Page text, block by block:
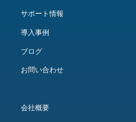
サポート情報
導入事例
ブログ
お問い合わせ
会社概要